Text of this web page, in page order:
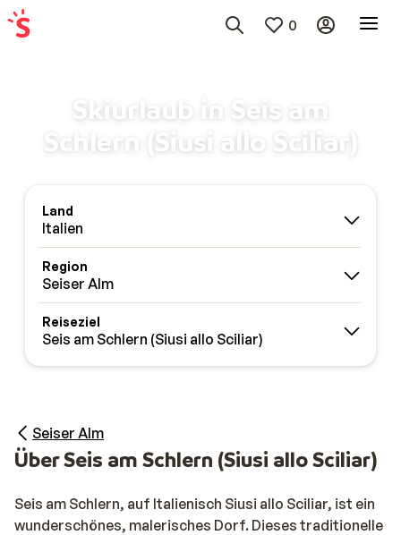
0
Skiurlaub in Seis am
Schlern (Siusi allo Sciliar)
Land
Italien
Region
Seiser Alm
Reiseziel
Seis am Schlern (Siusi allo Sciliar)
Seiser Alm
Über Seis am Schlern (Siusi allo Sciliar)
Seis am Schlern, auf Italienisch Siusi allo Sciliar, ist ein
wunderschönes, malerisches Dorf. Dieses traditionelle